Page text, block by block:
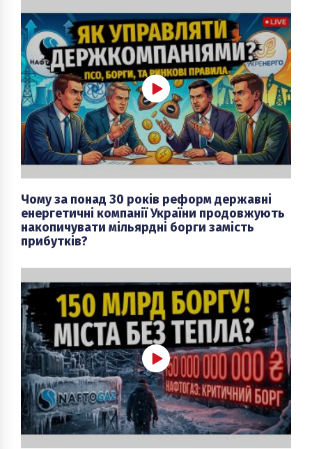
Чому за понад 30 років реформ державні
енергетичні компанії України продовжують
накопичувати мільярдні борги замість
прибутків?